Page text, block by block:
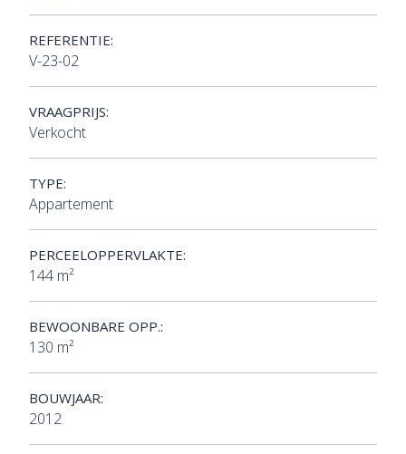
REFERENTIE:
V-23-02
VRAAGPRIJS:
Verkocht
TYPE:
Appartement
PERCEELOPPERVLAKTE:
144 m²
BEWOONBARE OPP.:
130 m²
BOUWJAAR:
2012